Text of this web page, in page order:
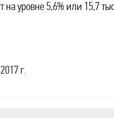
на уровне 5,6% или 15,7
г.